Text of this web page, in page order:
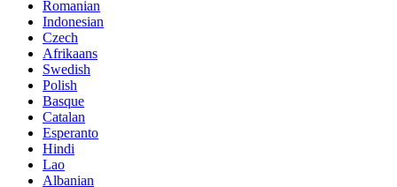
Romanian
Indonesian
Czech
Afrikaans
Swedish
Polish
Basque
Catalan
Esperanto
Hindi
Lao
Albanian